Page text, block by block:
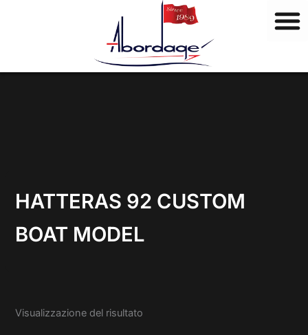
i
HATTERAS 92 CUSTOM
BOAT MODEL
Visualizzazione del risultato